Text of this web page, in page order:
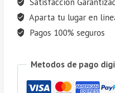
Aparta tu lugar en
Pagos 100% seguros
Metodos de pago